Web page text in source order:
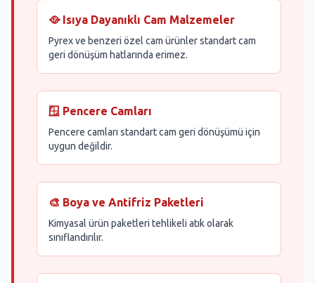
🥘 Isıya Dayanıklı Cam Malzemeler
Pyrex ve benzeri özel cam ürünler standart cam
geri dönüşüm hatlarında erimez.
🪟 Pencere Camları
Pencere camları standart cam geri dönüşümü için
uygun değildir.
🎨 Boya ve Antifriz Paketleri
Kimyasal ürün paketleri tehlikeli atık olarak
sınıflandırılır.